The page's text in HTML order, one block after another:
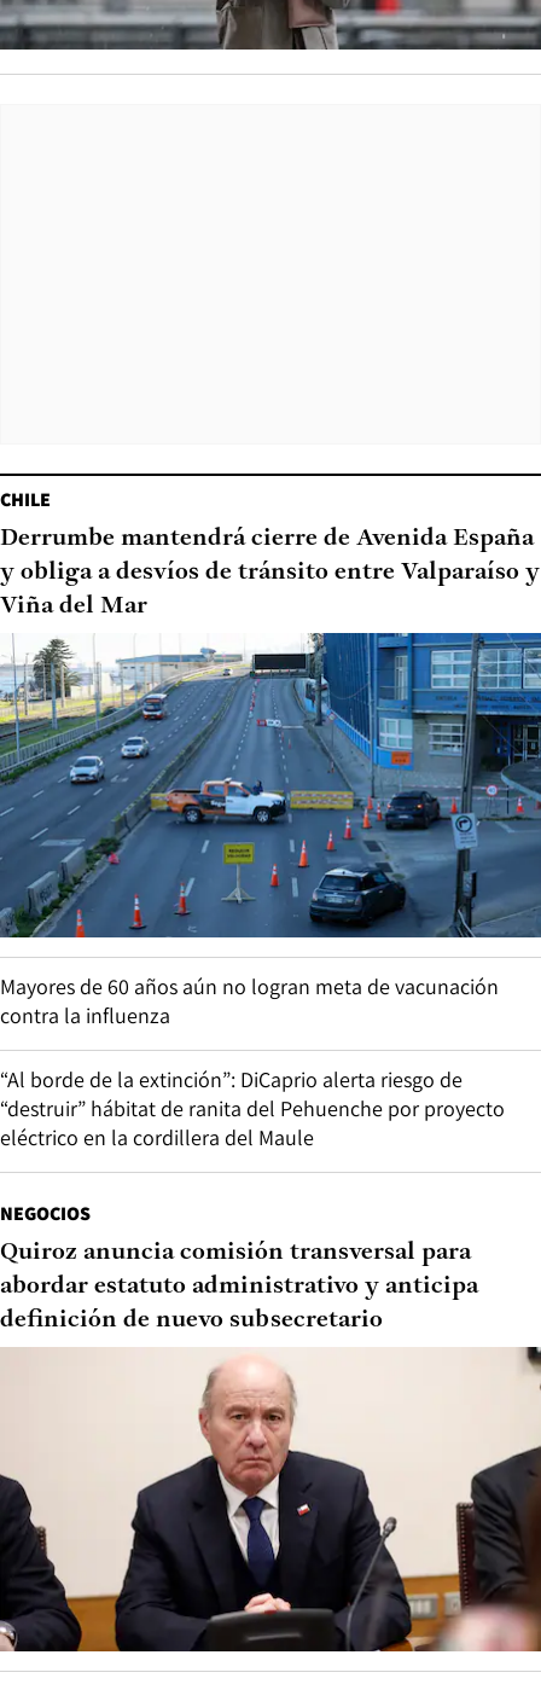
CHILE
Derrumbe mantendrá cierre de Avenida España
y obliga a desvíos de tránsito entre Valparaíso y
Viña del Mar
Mayores de 60 años aún no logran meta de vacunación
contra la influenza
“Al borde de la extinción”: DiCaprio alerta riesgo de
“destruir” hábitat de ranita del Pehuenche por proyecto
eléctrico en la cordillera del Maule
NEGOCIOS
Quiroz anuncia comisión transversal para
abordar estatuto administrativo y anticipa
definición de nuevo subsecretario